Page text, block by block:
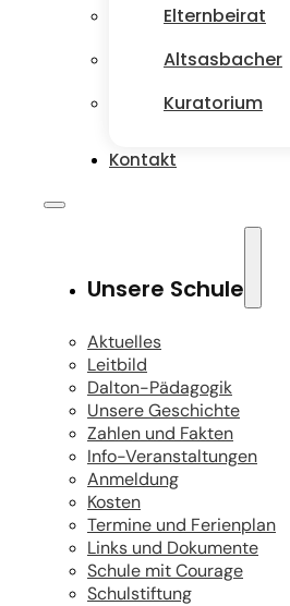
Elternbeirat
Altsasbacher
Kuratorium
Kontakt
Unsere Schule
Aktuelles
Leitbild
Dalton-Pädagogik
Unsere Geschichte
Zahlen und Fakten
Info-Veranstaltungen
Anmeldung
Kosten
Termine und Ferienplan
Links und Dokumente
Schule mit Courage
Schulstiftung